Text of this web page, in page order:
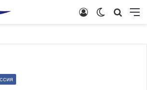
Поиск
Switch
Войти